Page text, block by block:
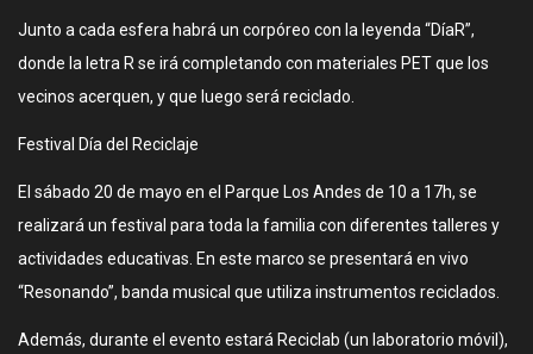
Junto a cada esfera habrá un corpóreo con la leyenda “DíaR”,
donde la letra R se irá completando con materiales PET que los
vecinos acerquen, y que luego será reciclado.
Festival Día del Reciclaje
El sábado 20 de mayo en el Parque Los Andes de 10 a 17h, se
realizará un festival para toda la familia con diferentes talleres y
actividades educativas. En este marco se presentará en vivo
“Resonando”, banda musical que utiliza instrumentos reciclados.
Además, durante el evento estará Reciclab (un laboratorio móvil),